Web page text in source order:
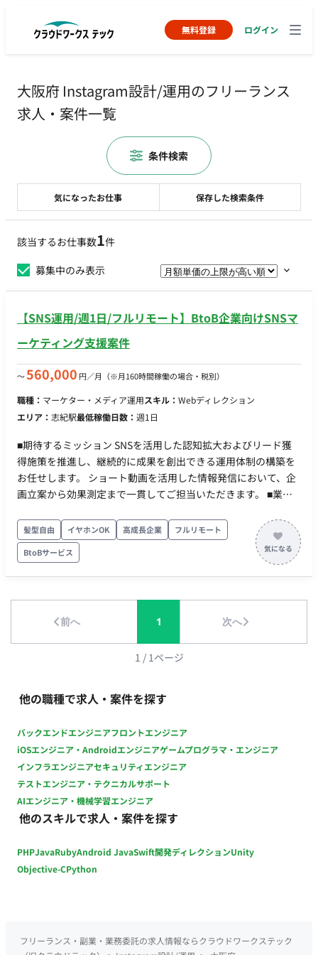
無料登録 ログイン
大阪府 Instagram設計/運用のフリーランス
求人・案件一覧
該当するお仕事数1件
募集中のみ表示
【SNS運用/週1日/フルリモート】BtoB企業向けSNSマ
ーケティング支援案件
〜560,000 円／月 （※月160時間稼働の場合・税別）
職種： マーケター・メディア運用スキル： Webディレクション
エリア： 志紀駅最低稼働日数： 週1日
■期待するミッション SNSを活用した認知拡大およびリード獲
得施策を推進し、継続的に成果を創出できる運用体制の構築を
お任せします。 ショート動画を活用した情報発信において、企
画立案から効果測定まで一貫してご担当いただきます。 ■業務
ゲット設計 ・投稿企画の立案 【動画コンテンツ企画】 ・
Instagram向け動画の企画 ・YouTube向け動画の企画 ・ショー
ト動画の構成案作成 ・月8本程度の動画企画立案 【ディレクシ
ョン】 ・撮影担当との連携 ・動画編集担当へのディレクション
モート稼働：フルリモート ・フレックス稼働：相談可能
髪型自由 イヤホンOK 高成長企業
フルリモート
BtoBサービス
前へ 1 次へ
1 / 1ページ
他の職種で求人・案件を探す
バックエンドエンジニアフロントエンジニア
iOSエンジニア・Androidエンジニアゲームプログラマ・エンジニア
インフラエンジニアセキュリティエンジニア
テストエンジニア・テクニカルサポート
AIエンジニア・機械学習エンジニア
他のスキルで求人・案件を探す
PHPJavaRubyAndroid JavaSwift開発ディレクションUnity
Objective-CPython
気になったお仕事 保存した検索条件
条件検索
フリーランス・副業・業務委託の求人情報ならクラウドワークステック